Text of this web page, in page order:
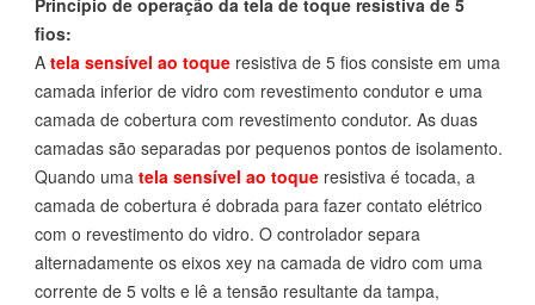
Princípio de operação da tela de toque resistiva de 5
fios:
A tela sensível ao toqueresistiva de 5 fios consiste em uma
camada inferior de vidro com revestimento condutor e uma
camada de cobertura com revestimento condutor. As duas
camadas são separadas por pequenos pontos de isolamento.
Quando uma tela sensível ao toqueresistiva é tocada, a
camada de cobertura é dobrada para fazer contato elétrico
com o revestimento do vidro. O controlador separa
alternadamente os eixos xey na camada de vidro com uma
corrente de 5 volts e lê a tensão resultante da tampa,